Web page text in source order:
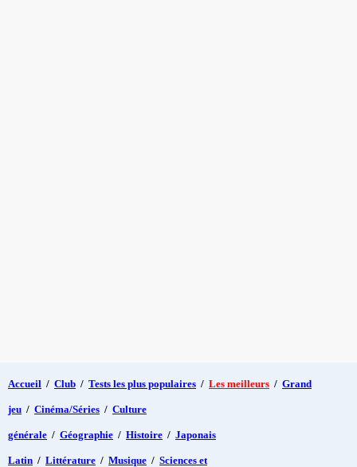
Accueil / Club / Tests les plus populaires / Les meilleurs / Grand
jeu / Cinéma/Séries / Culture
générale / Géographie / Histoire / Japonais
Latin / Littérature / Musique / Sciences et